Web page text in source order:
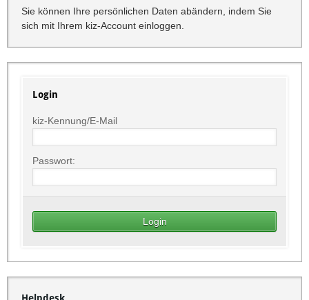
Sie können Ihre persönlichen Daten abändern, indem Sie
sich mit Ihrem kiz-Account einloggen.
Login
kiz-Kennung/E-Mail
Passwort: